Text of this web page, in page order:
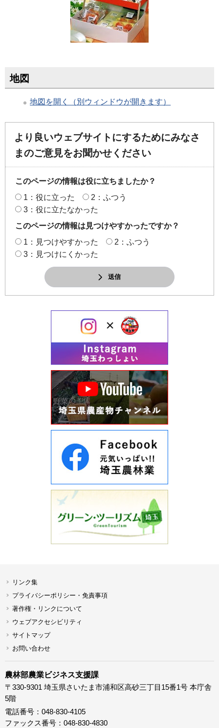
地図
地図を開く（別ウィンドウが開きます）
より良いウェブサイトにするためにみなさ
まのご意見をお聞かせください
このページの情報は役に立ちましたか？
1：役に立った
2：ふつう
3：役に立たなかった
このページの情報は見つけやすかったですか？
1：見つけやすかった
2：ふつう
3：見つけにくかった
送信
リンク集
プライバシーポリシー・免責事項
著作権・リンクについて
ウェブアクセシビリティ
サイトマップ
お問い合わせ
農林部農業ビジネス支援課
〒330-9301 埼玉県さいたま市浦和区高砂三丁目15番1号 本庁舎
5階
電話番号：048-830-4105
ファックス番号：048-830-4830